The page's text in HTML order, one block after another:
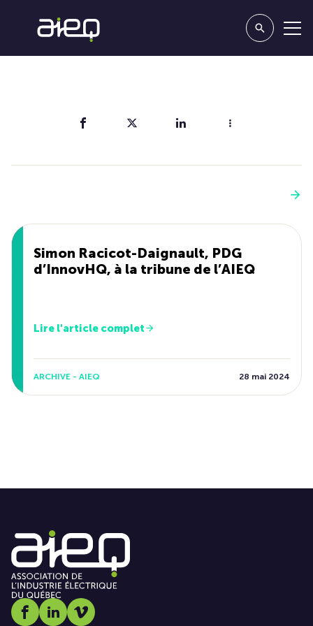
Simon Racicot-Daignault, PDG
d’InnovHQ, à la tribune de l’AIEQ
Lire l'article complet
ARCHIVE - AIEQ 28 mai 2024
Social media link icon-facebook
Social media link icon-linkedin
Social media link icon-vimeo